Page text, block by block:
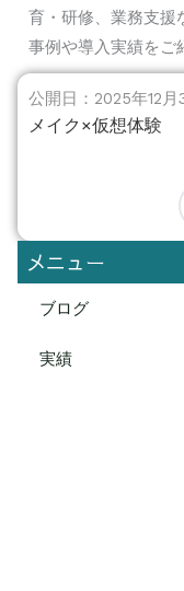
育・研修、業務支援
事例や導入実績をご
公開日：2025年12月
メイク×仮想体験
メニュー
ブログ
実績